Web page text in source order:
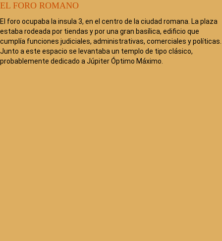
EL FORO ROMANO
El foro ocupaba la insula 3, en el centro de la ciudad romana. La plaza
estaba rodeada por tiendas y por una gran basílica, edificio que
cumplía funciones judiciales, administrativas, comerciales y políticas.
Junto a este espacio se levantaba un templo de tipo clásico,
probablemente dedicado a Júpiter Óptimo Máximo.